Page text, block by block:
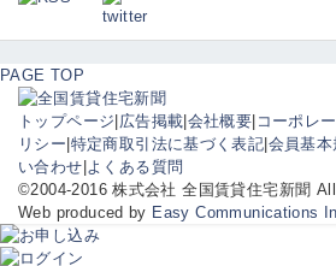
PAGE TOP
トップページ 広告掲載 会社概要 コーポレ
リシー 特定商取引法に基づく表記 会員基本
い合わせ よくある質問
©2004-2016 株式会社 全国賃貸住宅新聞
Web produced by Easy Communications